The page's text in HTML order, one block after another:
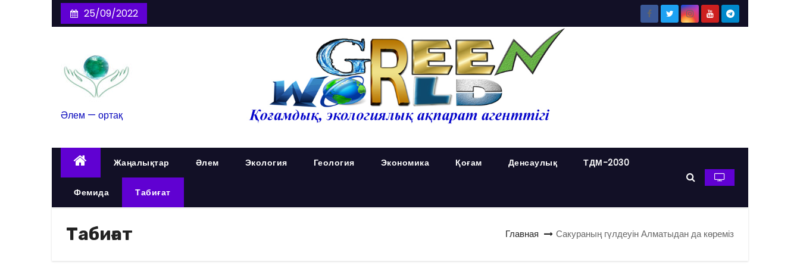
25/09/2022
Әлем — ортақ
Жаңалықтар Әлем Экология Геология Экономика Қоғам Денсаулық ТДМ-2030
Фемида Табиғат
Табиғат Главная Сакураның гүлдеуін Алматыдан да көреміз